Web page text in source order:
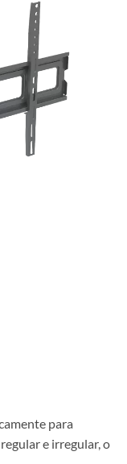
para
e irregular, o